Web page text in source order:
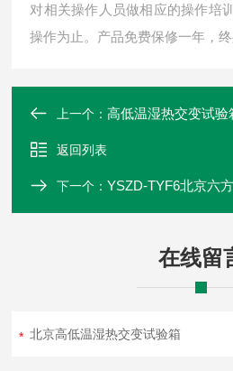
对相关操作人员做相应的操作培
操作为止。产品免费保修一年，终
上一个：高低温湿热交变试验
返回列表
下一个：YSZD-TYF6北京六
在线留